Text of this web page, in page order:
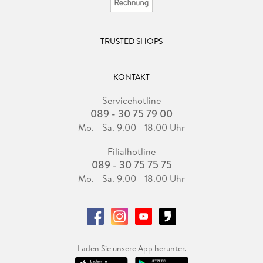
TRUSTED SHOPS
KONTAKT
Servicehotline
089 - 30 75 79 00
Mo. - Sa. 9.00 - 18.00 Uhr
Filialhotline
089 - 30 75 75 75
Mo. - Sa. 9.00 - 18.00 Uhr
Laden Sie unsere App herunter.